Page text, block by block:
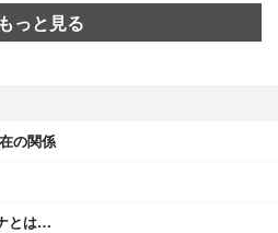
もっと見る
の関係
とは…